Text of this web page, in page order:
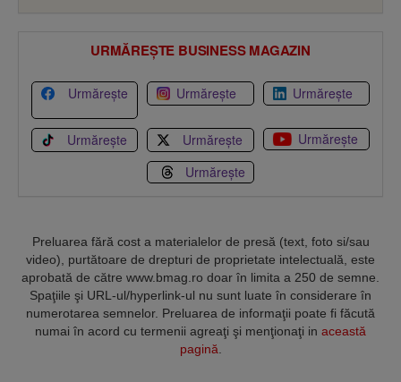
URMĂREȘTE BUSINESS MAGAZIN
Urmărește Urmărește Urmărește
Urmărește Urmărește
Urmărește
Urmărește
Preluarea fără cost a materialelor de presă (text, foto si/sau
video), purtătoare de drepturi de proprietate intelectuală, este
aprobată de către www.bmag.ro doar în limita a 250 de semne.
Spaţiile şi URL-ul/hyperlink-ul nu sunt luate în considerare în
numerotarea semnelor. Preluarea de informaţii poate fi făcută
numai în acord cu termenii agreaţi şi menţionaţi in această
pagină